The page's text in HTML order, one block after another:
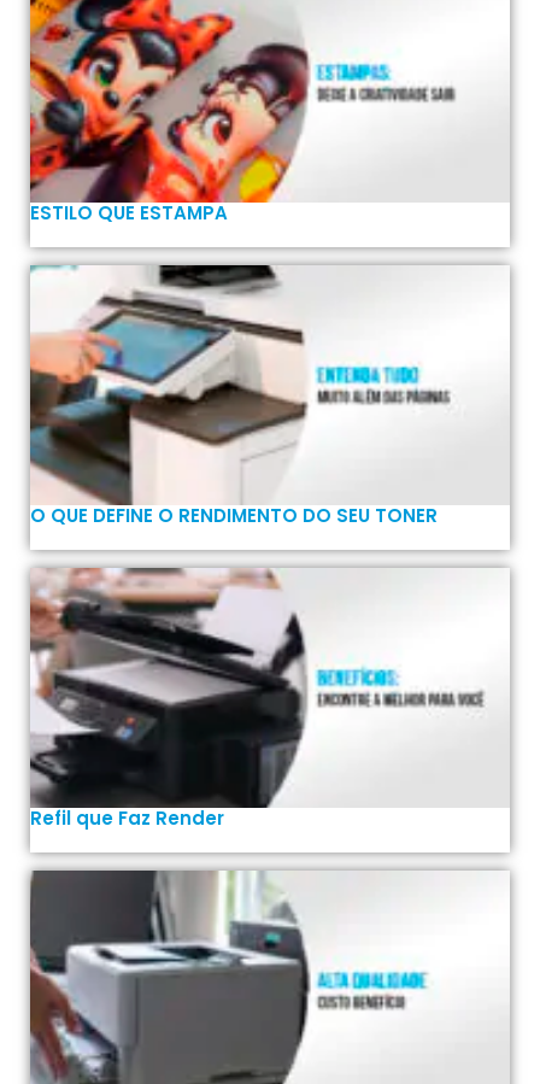
ESTILO QUE ESTAMPA
O QUE DEFINE O RENDIMENTO DO SEU TONER
Refil que Faz Render